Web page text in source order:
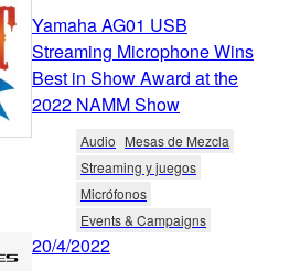
Yamaha AG01 USB
Streaming Microphone Wins
Best in Show Award at the
2022 NAMM Show
Audio Mesas de Mezcla
Streaming y juegos
Micrófonos
Events & Campaigns
20/4/2022